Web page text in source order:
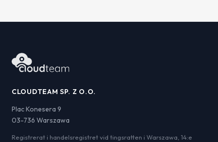
CLOUDTEAM SP. Z O.O.
Plac Konesera 9
03-736 Warszawa
Registrerat i handelsregistret vid tingsratten i Warszawa, 14:e